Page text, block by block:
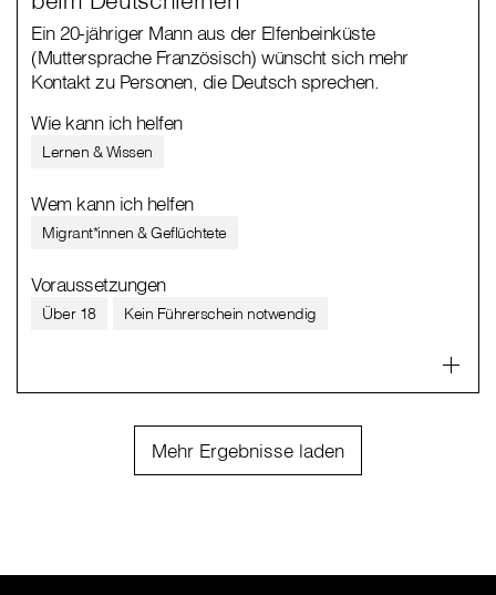
Ein 20-jähriger Mann aus der Elfenbeinküste
(Muttersprache Französisch) wünscht sich mehr
Kontakt zu Personen, die Deutsch sprechen.
Wie kann ich helfen
Lernen & Wissen
Wem kann ich helfen
Migrant*innen & Geflüchtete
Voraussetzungen
Über 18 Kein Führerschein notwendig
Mehr Ergebnisse laden